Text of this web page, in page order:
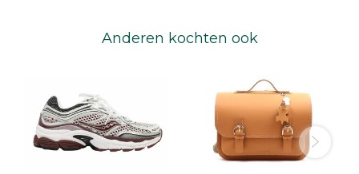
Anderen kochten ook